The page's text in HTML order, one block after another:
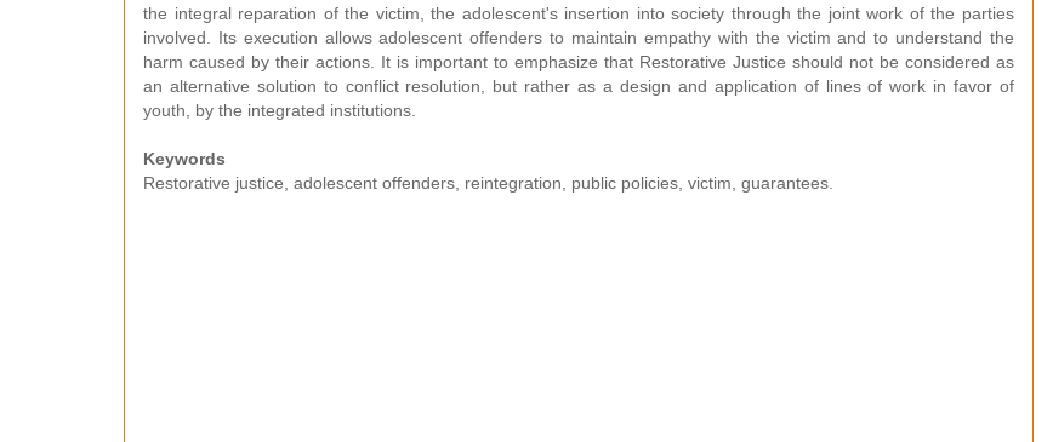
the integral reparation of the victim, the adolescent's insertion into society through the joint work of the parties
involved. Its execution allows adolescent offenders to maintain empathy with the victim and to understand the
harm caused by their actions. It is important to emphasize that Restorative Justice should not be considered as
an alternative solution to conflict resolution, but rather as a design and application of lines of work in favor of
youth, by the integrated institutions.
Keywords
Restorative justice, adolescent offenders, reintegration, public policies, victim, guarantees.